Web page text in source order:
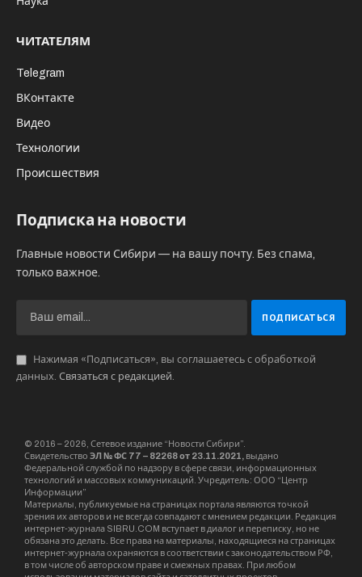
ЧИТАТЕЛЯМ
Telegram
ВКонтакте
Видео
Технологии
Происшествия
Подписка на новости
Главные новости Сибири — на вашу почту. Без спама,
только важное.
Нажимая «Подписаться», вы соглашаетесь с обработкой
данных. Связаться с редакцией
© 2016 – 2026, Сетевое издание “Новости Сибири”.
Свидетельство ЭЛ № ФС 77 – 82268 от 23.11.2021, выдано
Федеральной службой по надзору в сфере связи, информационных
технологий и массовых коммуникаций. Учредитель: ООО “Центр
Информации”
Материалы, публикуемые на страницах портала являются точкой
зрения их авторов и не всегда совпадают с мнением редакции. Редакция
интернет-журнала SIBRU.COM вступает в диалог и переписку, но не
обязана это делать. Все права на материалы, находящиеся на страницах
интернет-журнала охраняются в соответствии с законодательством РФ,
в том числе об авторском праве и смежных правах. При любом